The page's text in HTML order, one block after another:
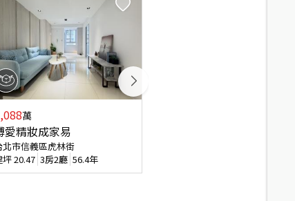
萬
愛精妝成家易
北市信義區虎林街
坪20.47 3房2廳 56.4年